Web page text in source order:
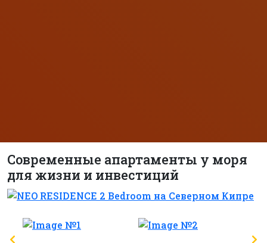
Современные апартаменты у моря
для жизни и инвестиций